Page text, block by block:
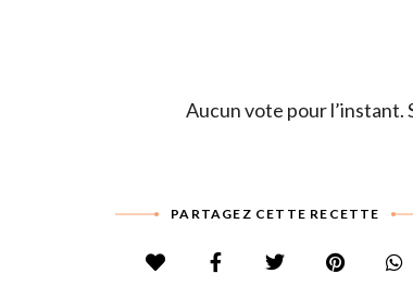
Aucun vote pour l’instant.
PARTAGEZ CETTE RECETTE